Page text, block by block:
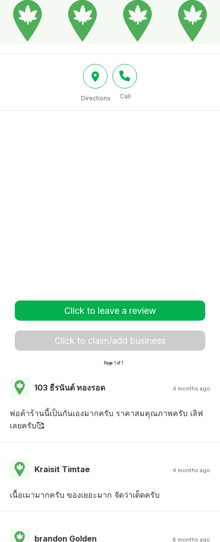
Directions Call
Click to leave a review
Click to claim/add business
Page 1 of 1
103 ธีรนันต์ ทองรอด 4 months ago
พ่อค้าร้านนี้เป็นกันเองมากครับ ราคาสมคุณภาพครับ เลิฟ
เลยครับ🥰
Kraisit Timtae 4 months ago
เนื้อเมามากครับ ของเยอะมาก จัดว่าเด็ดครับ
brandon Golden 8 months ago